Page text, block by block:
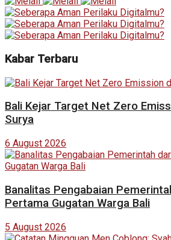
Kabar Terbaru
Bali Kejar Target Net Zero
Surya
6 August 2026
Banalitas Pengabaian
Pertama Gugatan Warga Bali
5 August 2026